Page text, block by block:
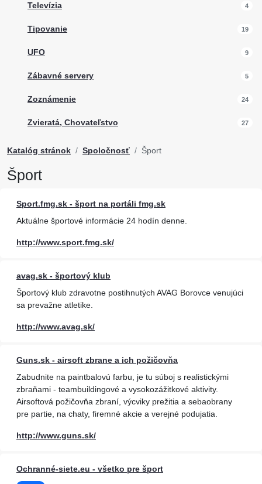
Televízia 4
Tipovanie 19
UFO 9
Zábavné servery 5
Zoznámenie 24
Zvieratá, Chovateľstvo 27
Katalóg stránok Spoločnosť Šport
Šport
Sport.fmg.sk - šport na portáli fmg.sk
Aktuálne športové informácie 24 hodín denne.
http://www.sport.fmg.sk/
avag.sk - športový klub
Športový klub zdravotne postihnutých AVAG Borovce venujúci
sa prevažne atletike.
http://www.avag.sk/
Guns.sk - airsoft zbrane a ich požičovňa
Zabudnite na paintbalovú farbu, je tu súboj s realistickými
zbraňami - teambuildingové a vysokozážitkové aktivity.
Airsoftová požičovňa zbraní, výcviky prežitia a sebaobrany
pre partie, na chaty, firemné akcie a verejné podujatia.
http://www.guns.sk/
Ochranné-siete.eu - všetko pre šport